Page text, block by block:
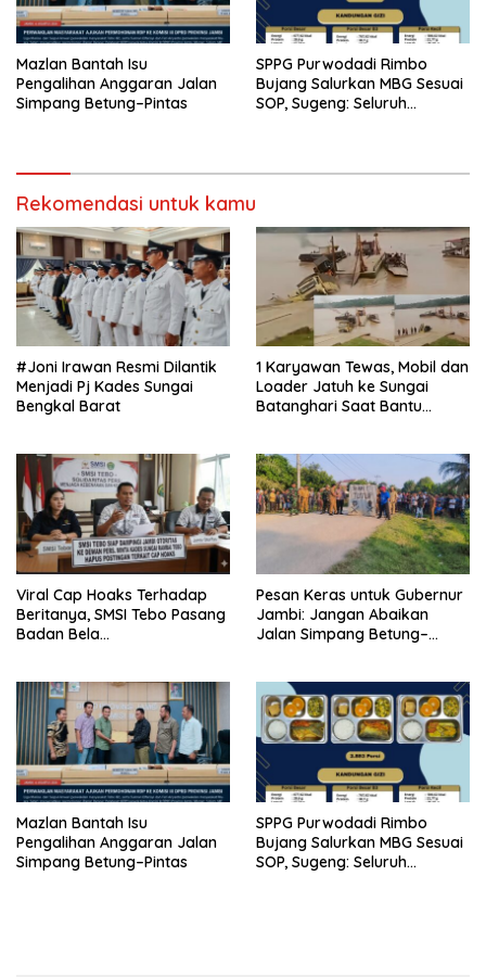
Mazlan Bantah Isu
Pengalihan Anggaran Jalan
Simpang Betung–Pintas
SPPG Purwodadi Rimbo
Bujang Salurkan MBG Sesuai
SOP, Sugeng: Seluruh
Rekomendasi untuk kamu
#Joni Irawan Resmi Dilantik
Menjadi Pj Kades Sungai
Bengkal Barat
1 Karyawan Tewas, Mobil dan
Loader Jatuh ke Sungai
Batanghari Saat Bantu
Viral Cap Hoaks Terhadap
Beritanya, SMSI Tebo Pasang
Badan Bela
Pasal 27A UU ITE
Pesan Keras untuk Gubernur
Jambi: Jangan Abaikan
Jalan Simpang Betung–
Mazlan Bantah Isu
Pengalihan Anggaran Jalan
Simpang Betung–Pintas
SPPG Purwodadi Rimbo
Bujang Salurkan MBG Sesuai
SOP, Sugeng: Seluruh